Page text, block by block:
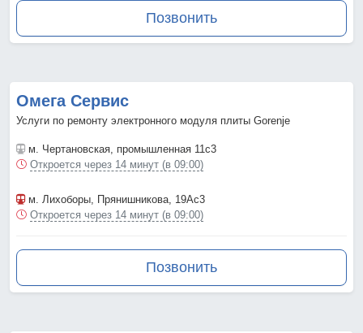
Позвонить
Омега Сервис
Услуги по ремонту электронного модуля плиты Gorenje
м. Чертановская, промышленная 11с3
Откроется через 14 минут (в 09:00)
м. Лихоборы, Прянишникова, 19Ас3
Откроется через 14 минут (в 09:00)
Позвонить